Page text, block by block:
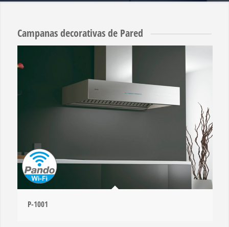
Campanas decorativas de Pared
P-1001